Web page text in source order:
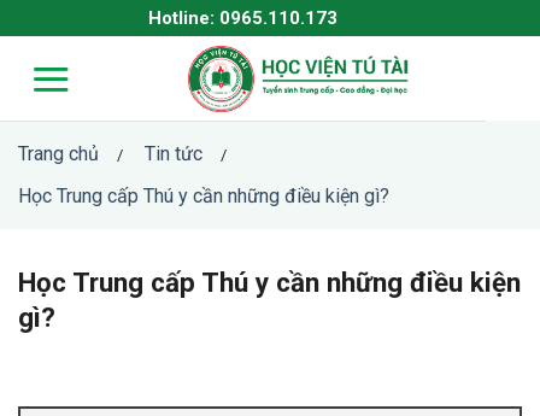
to
content
Hotline: 0965.110.173
Trang chủ / Tin tức /
Học Trung cấp Thú y cần những điều kiện gì?
Học Trung cấp Thú y cần những điều kiện
gì?